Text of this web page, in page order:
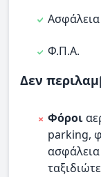
Φ.Π.Α.
Δεν
Φόροι
parking,
ασφάλεια